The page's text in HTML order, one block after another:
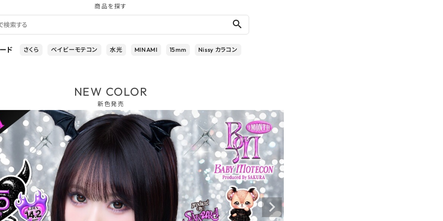
商品を探す
search
ド さくら ベイビーモテコン 水光 MINAMI 15mm Nissy カラコン
NEW COLOR
新色発売